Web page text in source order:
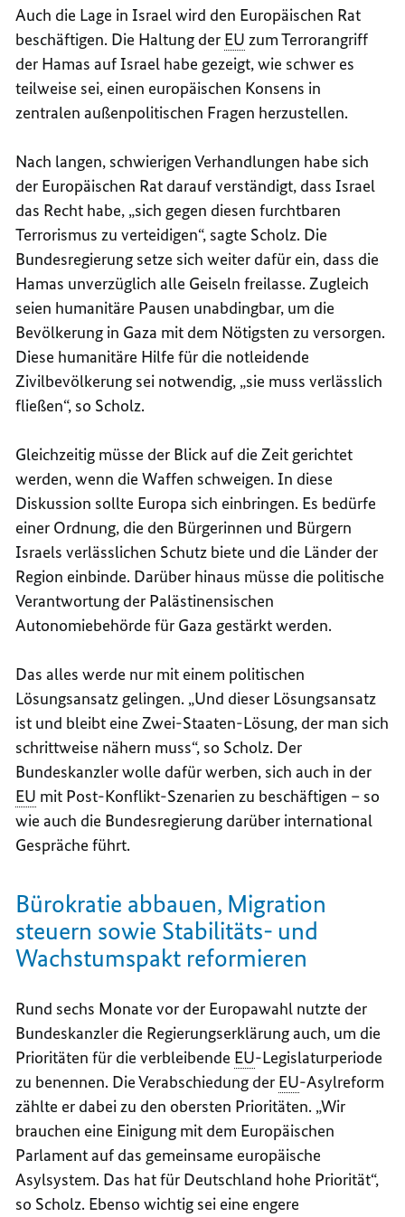
Auch die Lage in Israel wird den Europäischen Rat
beschäftigen. Die Haltung der EU zum Terrorangriff
der Hamas auf Israel habe gezeigt, wie schwer es
teilweise sei, einen europäischen Konsens in
zentralen außenpolitischen Fragen herzustellen.
Nach langen, schwierigen Verhandlungen habe sich
der Europäischen Rat darauf verständigt, dass Israel
das Recht habe, „sich gegen diesen furchtbaren
Terrorismus zu verteidigen“, sagte Scholz. Die
Bundesregierung setze sich weiter dafür ein, dass die
Hamas unverzüglich alle Geiseln freilasse. Zugleich
seien humanitäre Pausen unabdingbar, um die
Bevölkerung in Gaza mit dem Nötigsten zu versorgen.
Diese humanitäre Hilfe für die notleidende
Zivilbevölkerung sei notwendig, „sie muss verlässlich
fließen“, so Scholz.
Gleichzeitig müsse der Blick auf die Zeit gerichtet
werden, wenn die Waffen schweigen. In diese
Diskussion sollte Europa sich einbringen. Es bedürfe
einer Ordnung, die den Bürgerinnen und Bürgern
Israels verlässlichen Schutz biete und die Länder der
Region einbinde. Darüber hinaus müsse die politische
Verantwortung der Palästinensischen
Autonomiebehörde für Gaza gestärkt werden.
Das alles werde nur mit einem politischen
Lösungsansatz gelingen. „Und dieser Lösungsansatz
ist und bleibt eine Zwei-Staaten-Lösung, der man sich
schrittweise nähern muss“, so Scholz. Der
Bundeskanzler wolle dafür werben, sich auch in der
EU mit Post-Konflikt-Szenarien zu beschäftigen – so
wie auch die Bundesregierung darüber international
Gespräche führt.
Bürokratie abbauen, Migration
steuern sowie Stabilitäts- und
Wachstumspakt reformieren
Rund sechs Monate vor der Europawahl nutzte der
Bundeskanzler die Regierungserklärung auch, um die
Prioritäten für die verbleibende EU-Legislaturperiode
zu benennen. Die Verabschiedung der EU-Asylreform
zählte er dabei zu den obersten Prioritäten. „Wir
brauchen eine Einigung mit dem Europäischen
Parlament auf das gemeinsame europäische
Asylsystem. Das hat für Deutschland hohe Priorität“,
so Scholz. Ebenso wichtig sei eine engere